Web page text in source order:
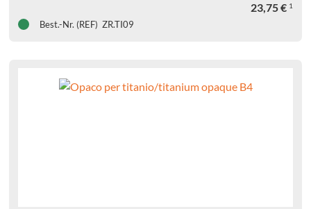
23,75€ 1
Best.-Nr. (REF) ZR.TI09